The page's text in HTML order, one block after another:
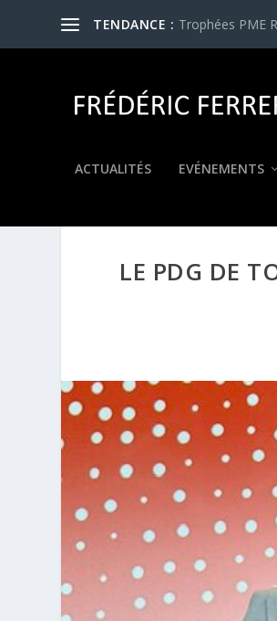
TENDANCE : Trophées PME
ACTUALITÉS EVÉNEMENTS
LE PDG DE